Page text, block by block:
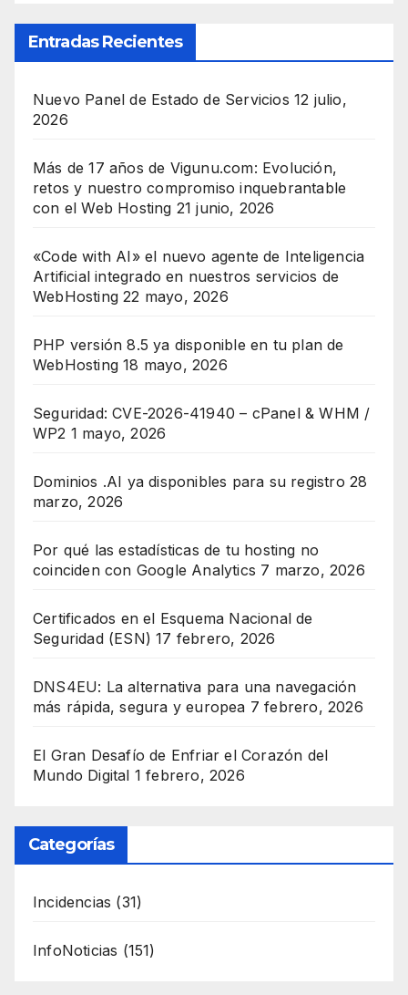
Entradas Recientes
Nuevo Panel de Estado de Servicios 12 julio,
2026
Más de 17 años de Vigunu.com: Evolución,
retos y nuestro compromiso inquebrantable
con el Web Hosting 21 junio, 2026
«Code with AI» el nuevo agente de Inteligencia
Artificial integrado en nuestros servicios de
WebHosting 22 mayo, 2026
PHP versión 8.5 ya disponible en tu plan de
WebHosting 18 mayo, 2026
Seguridad: CVE-2026-41940 – cPanel & WHM /
WP2 1 mayo, 2026
Dominios .AI ya disponibles para su registro 28
marzo, 2026
Por qué las estadísticas de tu hosting no
coinciden con Google Analytics 7 marzo, 2026
Certificados en el Esquema Nacional de
Seguridad (ESN) 17 febrero, 2026
DNS4EU: La alternativa para una navegación
más rápida, segura y europea 7 febrero, 2026
El Gran Desafío de Enfriar el Corazón del
Mundo Digital 1 febrero, 2026
Categorías
Incidencias (31)
InfoNoticias (151)